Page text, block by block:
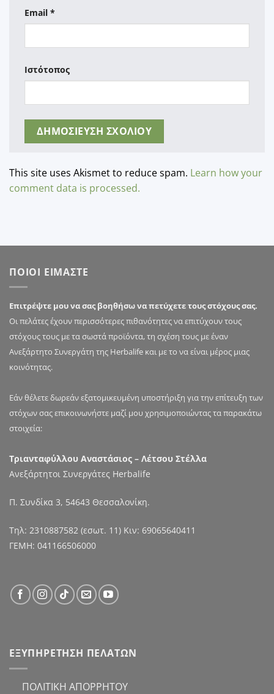
Email *
Ιστότοπος
This site uses Akismet to reduce spam. Learn how your
comment data is processed.
ΠΟΙΟΙ ΕΙΜΑΣΤΕ
Επιτρέψτε μου να σας βοηθήσω να πετύχετε τους στόχους σας.
Οι πελάτες έχουν περισσότερες πιθανότητες να επιτύχουν τους
στόχους τους με τα σωστά προϊόντα, τη σχέση τους με έναν
Ανεξάρτητο Συνεργάτη της Herbalife και με το να είναι μέρος μιας
κοινότητας.
Εάν θέλετε δωρεάν εξατομικευμένη υποστήριξη για την επίτευξη των
στόχων σας επικοινωνήστε μαζί μου χρησιμοποιώντας τα παρακάτω
στοιχεία:
Τριανταφύλλου Αναστάσιος – Λέτσου Στέλλα
Ανεξάρτητοι Συνεργάτες Herbalife
Π. Συνδίκα 3, 54643 Θεσσαλονίκη.
Τηλ: 2310887582 (εσωτ. 11) Κιν: 69065640411
ΓΕΜΗ: 041166506000
ΕΞΥΠΗΡΕΤΗΣΗ ΠΕΛΑΤΩΝ
ΠΟΛΙΤΙΚΗ ΑΠΟΡΡΗΤΟΥ